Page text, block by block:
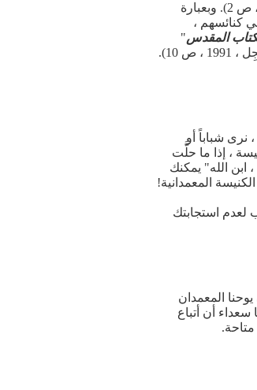
قال الدكتور جيمس دوبسون: ربما جميع "نمو الكنيسة نتائج عن نقل العضويات" (رسالة-أخبار التركيز على العائلة ، أغسطس 1998 ، ص 2). وبعبارة
كنائسهم ،
المقدس"
، منشورات كريجِل ، 1991 ، ص 10).
نرى شباباً أو
، إذا ما حلَّت
ابن الله" يمكنك
المعمدانية!
لعدم استجابتك
المعمدان
أن أتباع